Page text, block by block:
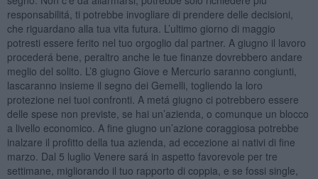
responsabilitá, ti potrebbe invogliare di prendere delle decisioni,
che riguardano alla tua vita futura. L’ultimo giorno di maggio
potresti essere ferito nel tuo orgoglio dal partner. A giugno il lavoro
procederá bene, peraltro anche le tue finanze dovrebbero andare
meglio del solito. L’8 giugno Giove e Mercurio saranno congiunti,
lascaranno insieme il segno dei Gemelli, togliendo la loro
protezione nei tuoi confronti. A metá giugno ci potrebbero essere
delle spese non previste, se hai un’azienda, o comunque un blocco
a livello economico. A fine giugno un’azione coraggiosa potrebbe
inalzare il profitto della tua azienda, ad eccezione ai nativi di fine
marzo. Dal 5 luglio Venere sará in aspetto favorevole per tre
settimane, migliorando il tuo rapporto di coppia, e se fossi single,